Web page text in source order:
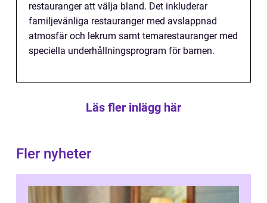
restauranger att välja bland. Det inkluderar
familjevänliga restauranger med avslappnad
atmosfär och lekrum samt temarestauranger med
speciella underhållningsprogram för barnen.
Läs fler inlägg här
Fler nyheter